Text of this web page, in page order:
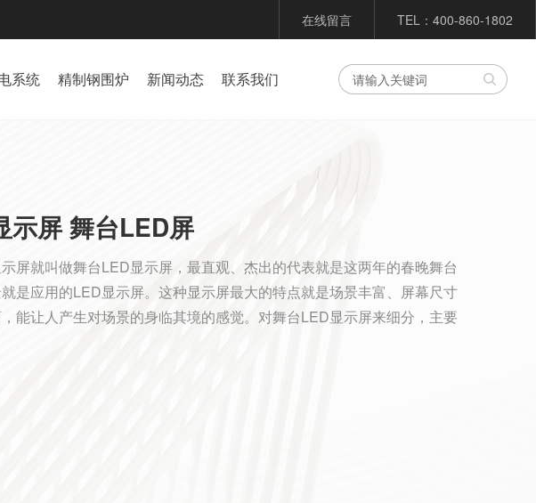
在线留言 TEL：400-860-1802
系统 精制钢围炉 新闻动态 联系我们
示屏 舞台LED屏
屏就叫做舞台LED显示屏，最直观、杰出的代表就是这两年的春晚舞台
是应用的LED显示屏。这种显示屏最大的特点就是场景丰富、屏幕尺寸
能让人产生对场景的身临其境的感觉。对舞台LED显示屏来细分，主要